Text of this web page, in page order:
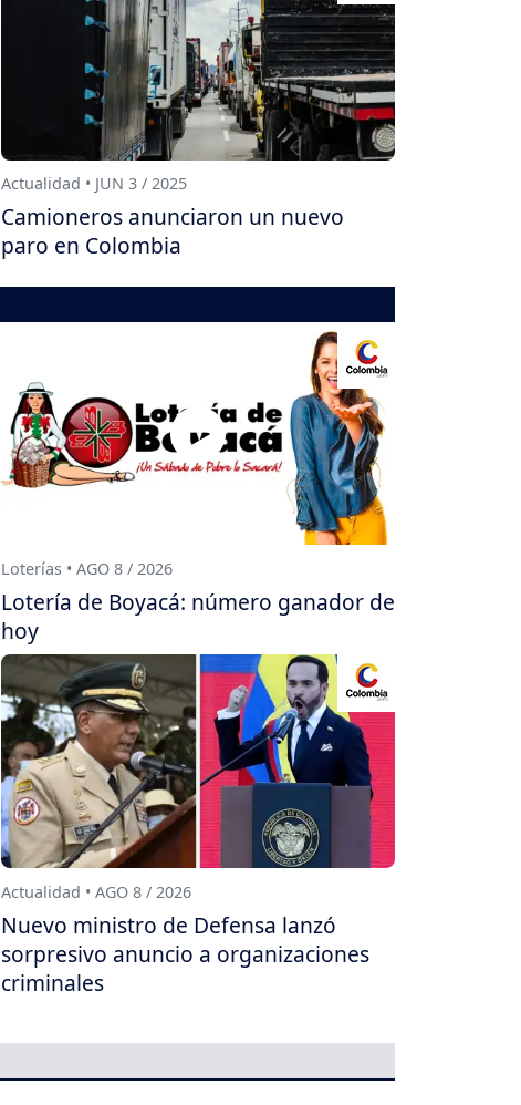
Actualidad • JUN 3 / 2025
Camioneros anunciaron un nuevo
paro en Colombia
Loterías • AGO 8 / 2026
Lotería de Boyacá: número ganador de
hoy
Actualidad • AGO 8 / 2026
Nuevo ministro de Defensa lanzó
sorpresivo anuncio a organizaciones
criminales